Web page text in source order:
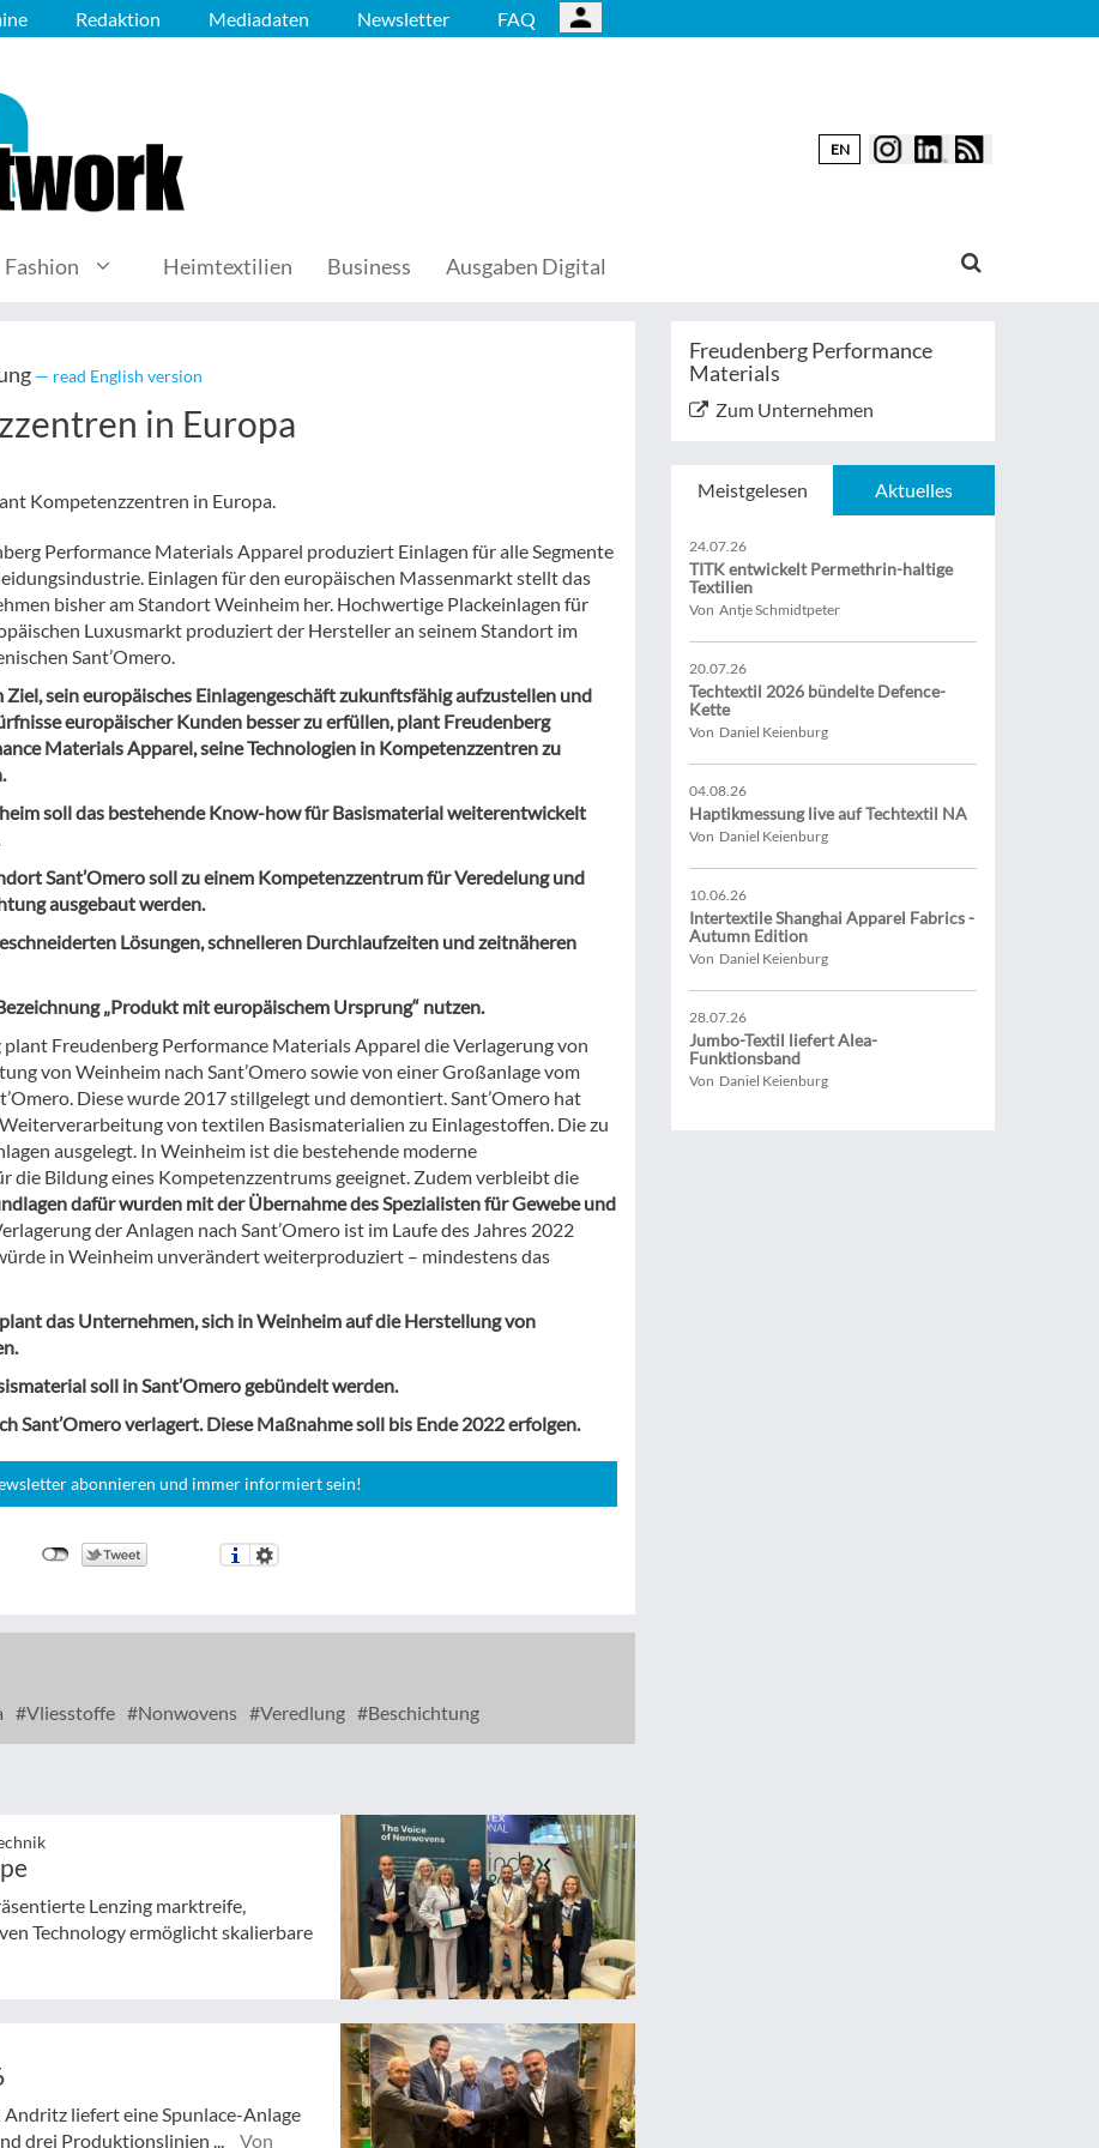
Redaktion Mediadaten Newsletter FAQ
EN
Fashion Heimtextilien Business Ausgaben Digital
— read English version
in Europa
Kompetenzzentren in Europa.
Performance Materials Apparel produziert Einlagen für alle Segmente
Einlagen für den europäischen Massenmarkt stellt das
bisher am Standort Weinheim her. Hochwertige Plackeinlagen für
Luxusmarkt produziert der Hersteller an seinem Standort im
Sant’Omero.
Ziel, sein europäisches Einlagengeschäft zukunftsfähig aufzustellen und
europäischer Kunden besser zu erfüllen, plant Freudenberg
Materials Apparel, seine Technologien in Kompetenzzentren zu
soll das bestehende Know-how für Basismaterial weiterentwickelt
Sant’Omero soll zu einem Kompetenzzentrum für Veredelung und
ausgebaut werden.
Lösungen, schnelleren Durchlaufzeiten und zeitnäheren
„Produkt mit europäischem Ursprung“ nutzen.
Freudenberg Performance Materials Apparel die Verlagerung von
von Weinheim nach Sant’Omero sowie von einer Großanlage vom
Diese wurde 2017 stillgelegt und demontiert. Sant’Omero hat
von textilen Basismaterialien zu Einlagestoffen. Die zu
ausgelegt. In Weinheim ist die bestehende moderne
Bildung eines Kompetenzzentrums geeignet. Zudem verbleibt die
dafür wurden mit der Übernahme des Spezialisten für Gewebe und
der Anlagen nach Sant’Omero ist im Laufe des Jahres 2022
in Weinheim unverändert weiterproduziert – mindestens das
das Unternehmen, sich in Weinheim auf die Herstellung von
soll in Sant’Omero gebündelt werden.
Sant’Omero verlagert. Diese Maßnahme soll bis Ende 2022 erfolgen.
abonnieren und immer informiert sein!
Vliesstoffe Nonwovens Veredlung Beschichtung
Lenzing marktreife,
Technology ermöglicht skalierbare
liefert eine Spunlace-Anlage
drei Produktionslinien ...
Von
Freudenberg Performance
Materials
Zum Unternehmen
Meistgelesen Aktuelles
24.07.26
TITK entwickelt Permethrin-haltige
Textilien
Von Antje Schmidtpeter
20.07.26
Techtextil 2026 bündelte Defence-
Kette
Von Daniel Keienburg
04.08.26
Haptikmessung live auf Techtextil NA
Von Daniel Keienburg
10.06.26
Intertextile Shanghai Apparel Fabrics -
Autumn Edition
Von Daniel Keienburg
28.07.26
Jumbo-Textil liefert Alea-
Funktionsband
Von Daniel Keienburg